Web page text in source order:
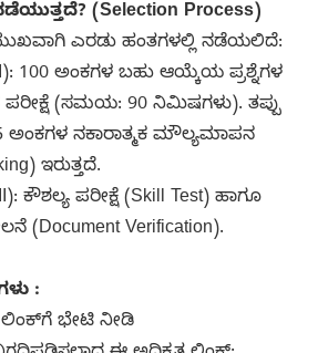
(Selection Process)
ಎರಡು ಹಂತಗಳಲ್ಲಿ ನಡೆಯಲಿದೆ:
100 ಅಂಕಗಳ ಬಹು ಆಯ್ಕೆಯ ಪ್ರಶ್ನೆಗಳ
ಪರೀಕ್ಷೆ (ಸಮಯ: 90 ನಿಮಿಷಗಳು). ತಪ್ಪು
ಅಂಕಗಳ ನಕಾರಾತ್ಮಕ ಮೌಲ್ಯಮಾಪನ
ಇರುತ್ತದೆ.
ಕೌಶಲ್ಯ ಪರೀಕ್ಷೆ (Skill Test) ಹಾಗೂ
(Document Verification).
:
ಲಿಂಕ್‌ಗೆ ಭೇಟಿ ನೀಡಿ